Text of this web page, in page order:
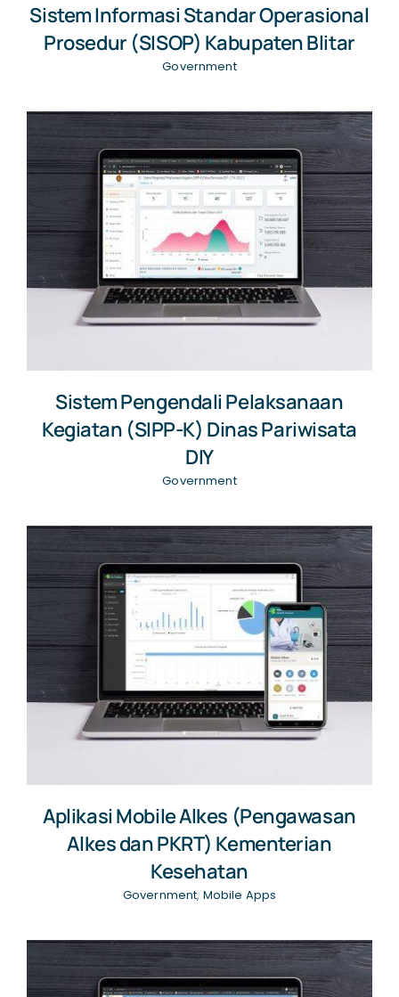
Sistem Informasi Standar Operasional
Prosedur (SISOP) Kabupaten Blitar
Government
Sistem Pengendali Pelaksanaan
Kegiatan (SIPP-K) Dinas Pariwisata
DIY
Government
Aplikasi Mobile Alkes (Pengawasan
Alkes dan PKRT) Kementerian
Kesehatan
Government, Mobile Apps